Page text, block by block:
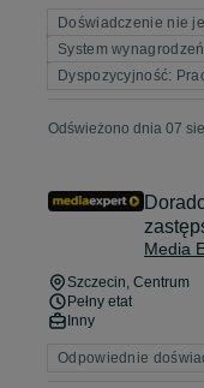
Doświadczenie nie
System
Dyspozycyjność:
Odświeżono dnia 07
Media
Szczecin, Centrum
Pełny etat
Inny
Odpowiednie